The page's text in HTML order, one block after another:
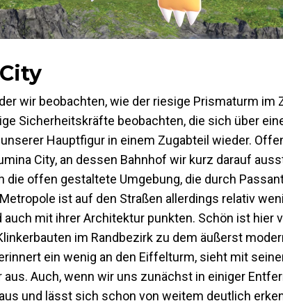
wir beobachten, wie der riesige Prismaturm im
Sicherheitskräfte beobachten, die sich über
Hauptfigur in einem Zugabteil wieder.
City, an dessen Bahnhof wir kurz darauf
offen gestaltete Umgebung, die durch
ist auf den Straßen allerdings relativ
mit ihrer Architektur punkten. Schön ist hier
im Randbezirk zu dem äußerst
ein wenig an den Eiffelturm, sieht mit
Auch, wenn wir uns zunächst in einiger
und lässt sich schon von weitem deutlich